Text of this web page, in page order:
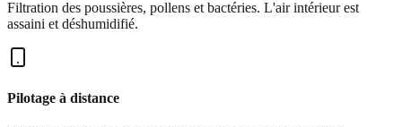
Filtration des poussières, pollens et bactéries. L'air intérieur est
assaini et déshumidifié.
Pilotage à distance